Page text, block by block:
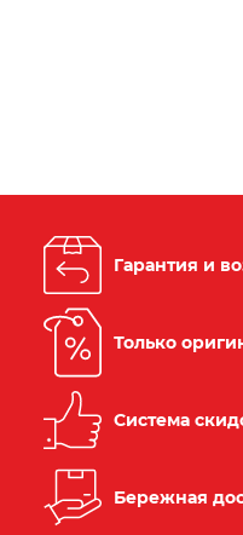
Гарантия и
Только
Система
Бережная